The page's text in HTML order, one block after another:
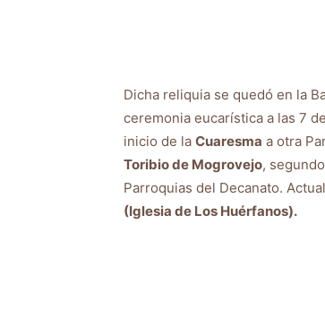
Dicha reliquia se quedó en la
ceremonia eucarística a las 7
inicio de la Cuaresma a otra
Toribio de Mogrovejo,
Parroquias del Decanato.
(Iglesia de Los Huérfanos).